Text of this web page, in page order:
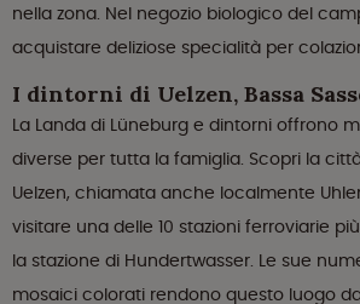
nella zona. Nel negozio biologico del
acquistare deliziose specialità per
I dintorni di Uelzen, Bassa
La Landa di Lüneburg e dintorni offrono
diverse per tutta la famiglia. Scopri la
Uelzen, chiamata anche localmente
visitare una delle 10 stazioni ferroviarie
la stazione di Hundertwasser. Le sue
mosaici colorati rendono questo luogo